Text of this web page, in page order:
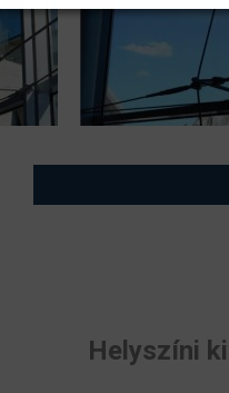
Helyszíni